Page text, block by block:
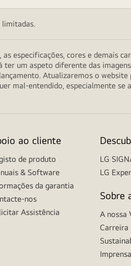
limitadas.
especificações, cores e demais
um aspeto diferente das
Atualizaremos o website
mal-entendido, especialmente se
ao cliente
de produto
& Software
da garantia
nos
Assistência
LG
LG
Sobre
A nossa
Carreira